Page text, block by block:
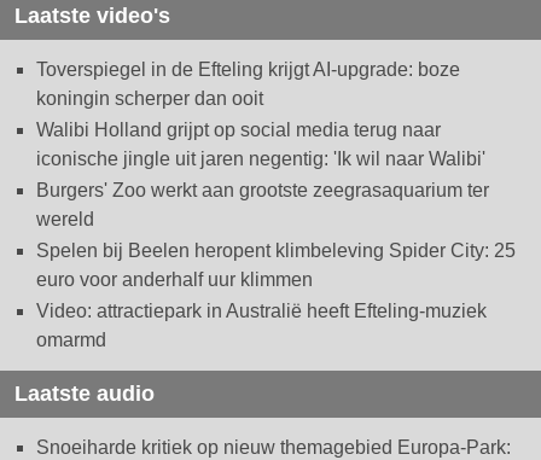
Laatste video's
Toverspiegel in de Efteling krijgt AI-upgrade: boze
koningin scherper dan ooit
Walibi Holland grijpt op social media terug naar
iconische jingle uit jaren negentig: 'Ik wil naar Walibi'
Burgers' Zoo werkt aan grootste zeegrasaquarium ter
wereld
Spelen bij Beelen heropent klimbeleving Spider City: 25
euro voor anderhalf uur klimmen
Video: attractiepark in Australië heeft Efteling-muziek
omarmd
Laatste audio
Snoeiharde kritiek op nieuw themagebied Europa-Park: